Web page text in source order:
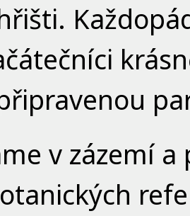
v zázemí